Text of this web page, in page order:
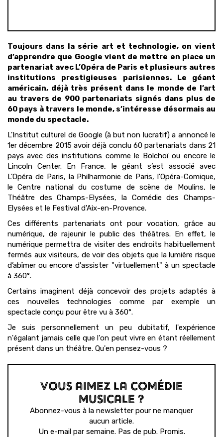
Toujours dans la série art et technologie, on vient
d’apprendre que Google vient de mettre en place un
partenariat avec L’Opéra de Paris et plusieurs autres
institutions prestigieuses parisiennes. Le géant
américain, déjà très présent dans le monde de l’art
au travers de 900 partenariats signés dans plus de
60 pays à travers le monde, s’intéresse désormais au
monde du spectacle.
L'Institut culturel de Google (à but non lucratif) a annoncé le
1er décembre 2015 avoir déjà conclu 60 partenariats dans 21
pays avec des institutions comme le Bolchoï ou encore le
Lincoln Center. En France, le géant s’est associé avec
L’Opéra de Paris, la Philharmonie de Paris, l'Opéra-Comique,
le Centre national du costume de scène de Moulins, le
Théâtre des Champs-Elysées, la Comédie des Champs-
Elysées et le Festival d'Aix-en-Provence.
Ces différents partenariats ont pour vocation, grâce au
numérique, de rajeunir le public des théâtres. En effet, le
numérique permettra de visiter des endroits habituellement
fermés aux visiteurs, de voir des objets que la lumière risque
d’abîmer ou encore d'assister "virtuellement" à un spectacle
à 360°.
Certains imaginent déjà concevoir des projets adaptés à
ces nouvelles technologies comme par exemple un
spectacle conçu pour être vu à 360°.
Je suis personnellement un peu dubitatif, l'expérience
n'égalant jamais celle que l'on peut vivre en étant réellement
présent dans un théâtre. Qu'en pensez-vous ?
VOUS AIMEZ LA COMÉDIE
MUSICALE ?
Abonnez-vous à la newsletter pour ne manquer
aucun article.
Un e-mail par semaine. Pas de pub. Promis.